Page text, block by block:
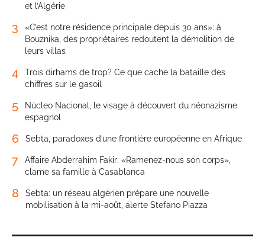
et l’Algérie
3
«C’est notre résidence principale depuis 30 ans»: à
Bouznika, des propriétaires redoutent la démolition de
leurs villas
4
Trois dirhams de trop? Ce que cache la bataille des
chiffres sur le gasoil
5
Núcleo Nacional, le visage à découvert du néonazisme
espagnol
6 Sebta, paradoxes d’une frontière européenne en Afrique
7
Affaire Abderrahim Fakir: «Ramenez-nous son corps»,
clame sa famille à Casablanca
8
Sebta: un réseau algérien prépare une nouvelle
mobilisation à la mi-août, alerte Stefano Piazza